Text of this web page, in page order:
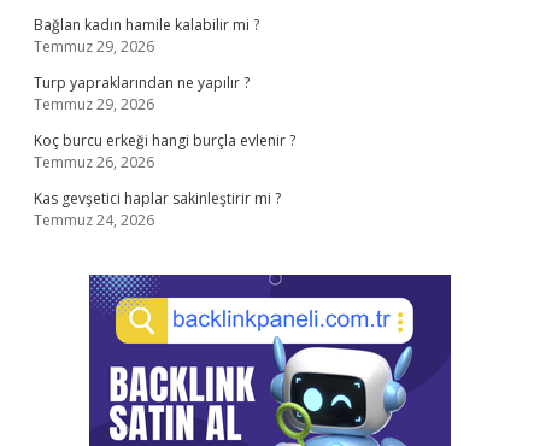
Bağlan kadın hamile kalabilir mi ?
Temmuz 29, 2026
Turp yapraklarından ne yapılır ?
Temmuz 29, 2026
Koç burcu erkeği hangi burçla evlenir ?
Temmuz 26, 2026
Kas gevşetici haplar sakinleştirir mi ?
Temmuz 24, 2026